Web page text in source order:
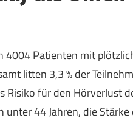
4004 Patienten mit
litten 3,3 % der
Risiko für den Hörverlust
44 Jahren, die Stärke